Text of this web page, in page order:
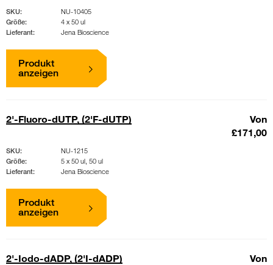
SKU:
NU-10405
Größe:
4 x 50 ul
Lieferant:
Jena Bioscience
Produkt
anzeigen
2'-Fluoro-dUTP, (2'F-dUTP)
Von
£171,00
SKU:
NU-1215
Größe:
5 x 50 ul, 50 ul
Lieferant:
Jena Bioscience
Produkt
anzeigen
2'-Iodo-dADP, (2'I-dADP)
Von